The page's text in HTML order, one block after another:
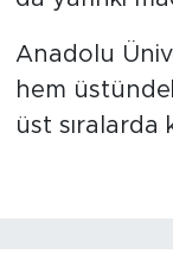
Anadolu
hem
üst sıralarda